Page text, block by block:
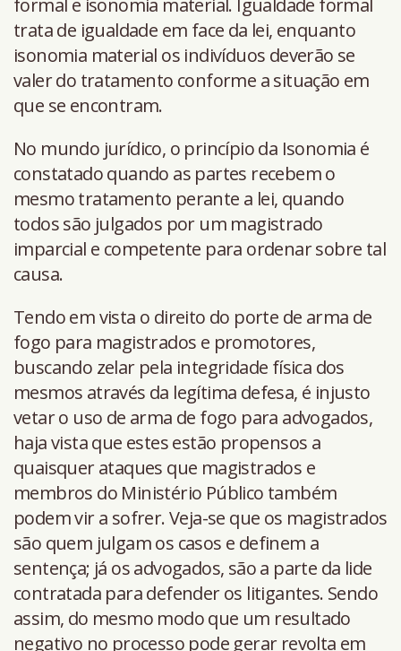
formal e isonomia material. Igualdade formal
trata de igualdade em face da lei, enquanto
isonomia material os indivíduos deverão se
valer do tratamento conforme a situação em
que se encontram.
No mundo jurídico, o princípio da Isonomia é
constatado quando as partes recebem o
mesmo tratamento perante a lei, quando
todos são julgados por um magistrado
imparcial e competente para ordenar sobre tal
causa.
Tendo em vista o direito do porte de arma de
fogo para magistrados e promotores,
buscando zelar pela integridade física dos
mesmos através da legítima defesa, é injusto
vetar o uso de arma de fogo para advogados,
haja vista que estes estão propensos a
quaisquer ataques que magistrados e
membros do Ministério Público também
podem vir a sofrer. Veja-se que os magistrados
são quem julgam os casos e definem a
sentença; já os advogados, são a parte da lide
contratada para defender os litigantes. Sendo
assim, do mesmo modo que um resultado
negativo no processo pode gerar revolta em